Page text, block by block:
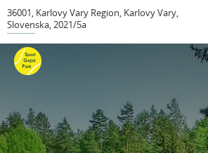
36001, Karlovy Vary Region, Karlovy Vary,
Slovenska,2021/5а